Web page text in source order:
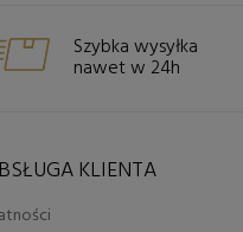
Szybka wysyłka
nawet w 24h
KLIENTA